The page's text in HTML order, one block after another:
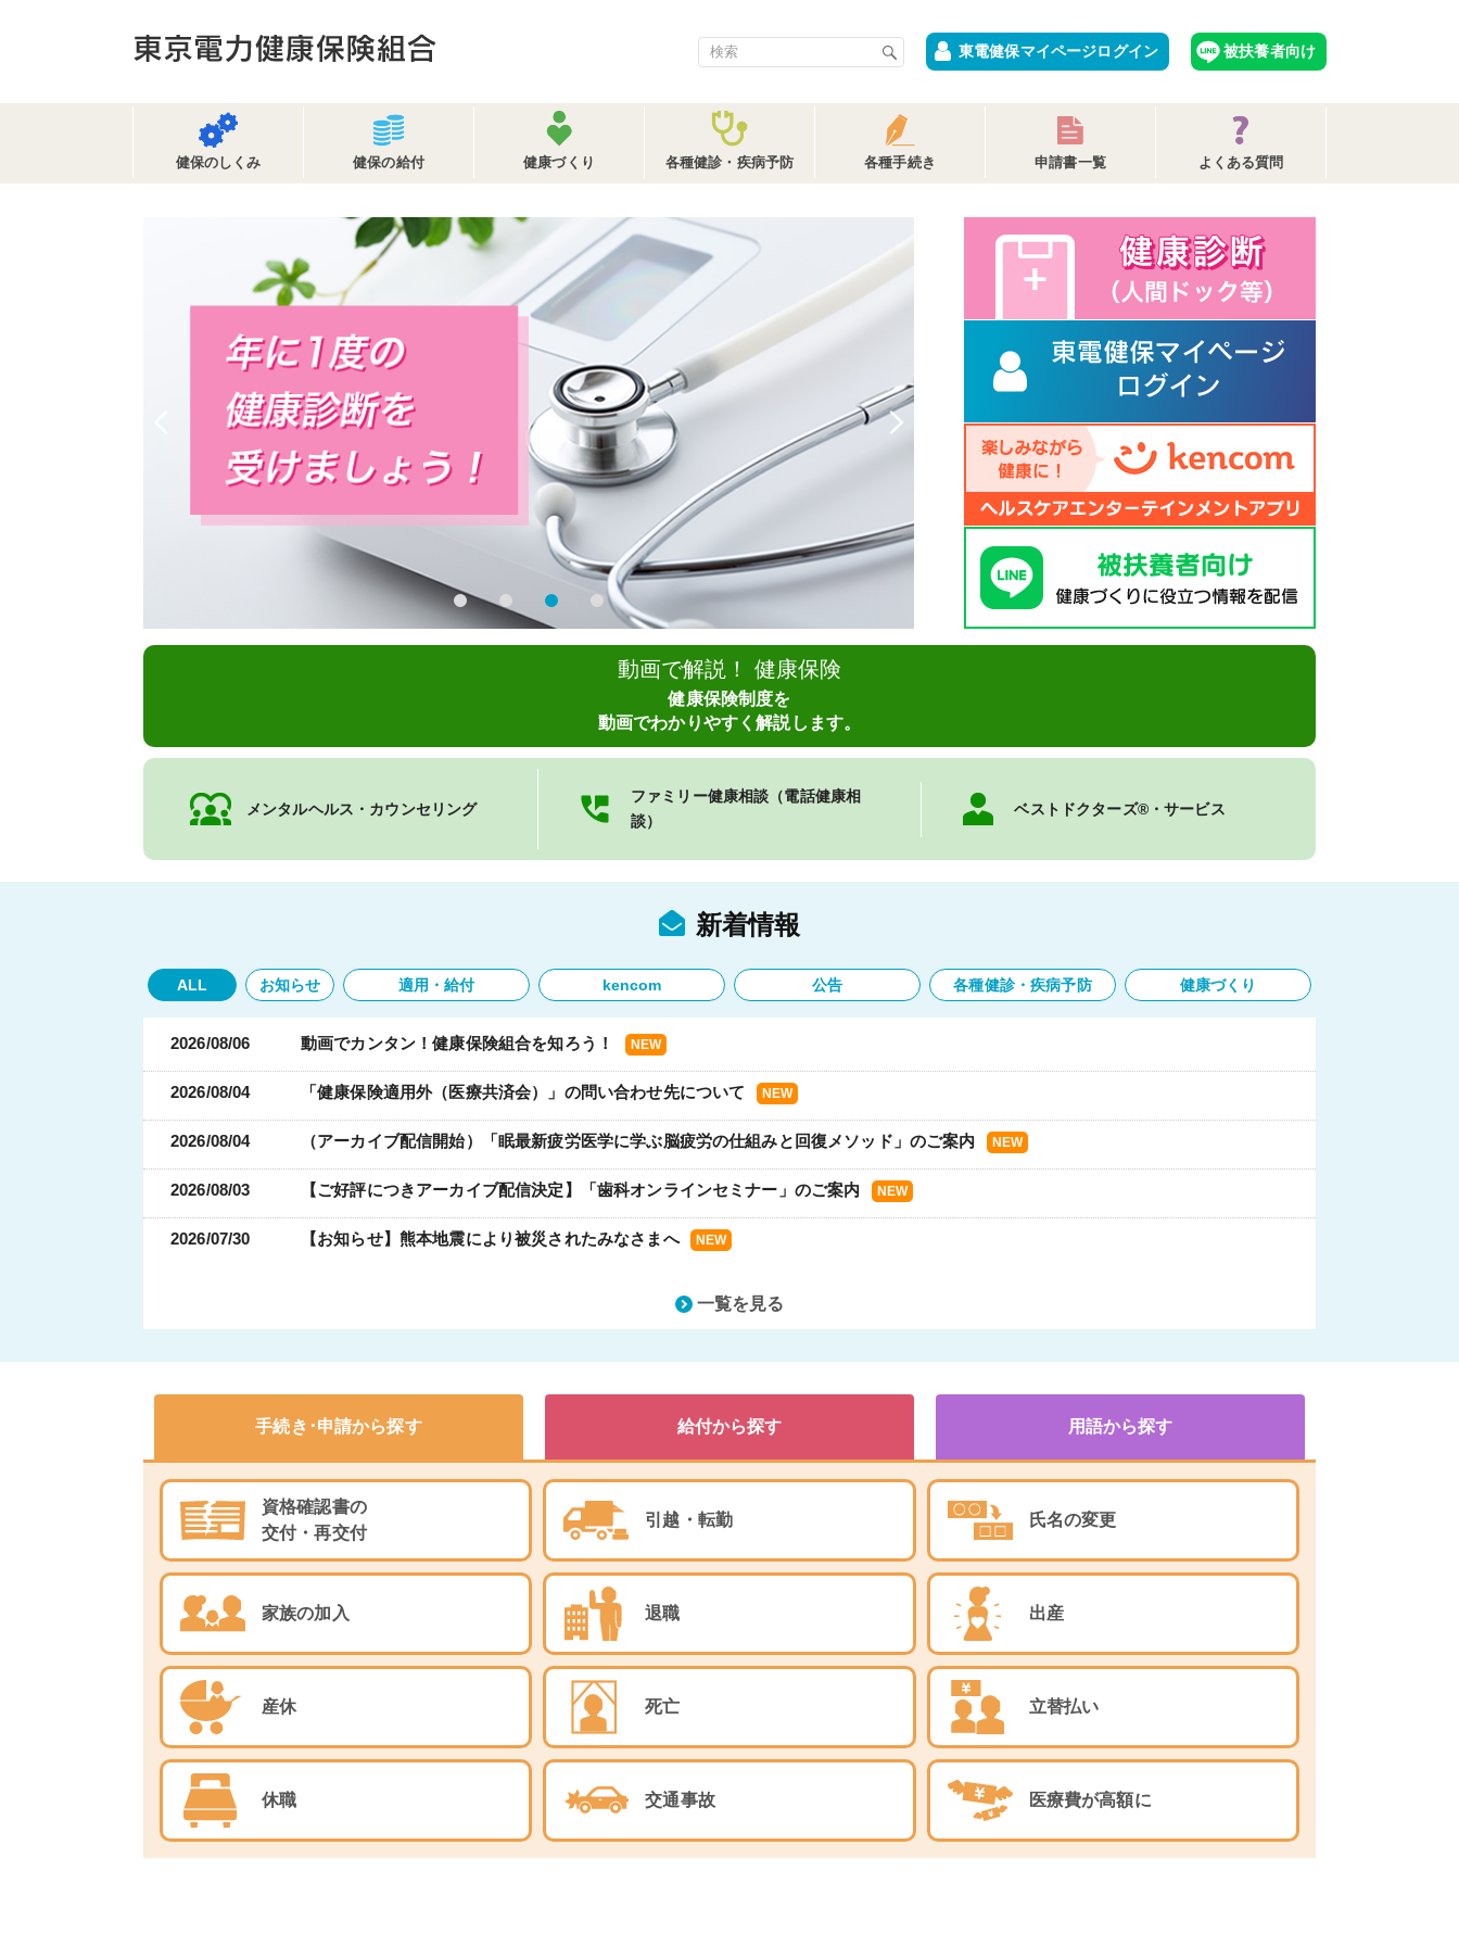
東電健保マイページログイン 被扶養者向け
健保のしくみ 健保の給付 健康づくり 各種健診・疾病予防 各種手続き 申請書一覧 よくある質問
動画で解説！ 健康保険
健康保険制度を
動画でわかりやすく解説します。
メンタルヘルス・カウンセリング
ファミリー健康相談（電話健康相
談）
ベストドクターズ®・サービス
新着情報
ALL お知らせ 適用・給付 kencom 公告 各種健診・疾病予防 健康づくり
2026/08/06 動画でカンタン！健康保険組合を知ろう！
2026/08/04 「健康保険適用外（医療共済会）」の問い合わせ先について
2026/08/04 （アーカイブ配信開始）「眠最新疲労医学に学ぶ脳疲労の仕組みと回復メソッド」のご案内
2026/08/03 【ご好評につきアーカイブ配信決定】「歯科オンラインセミナー」のご案内
2026/07/30 【お知らせ】熊本地震により被災されたみなさまへ
マイナ保険証利用登録確認方法について
2026/07/10 【公告】理事選挙の無投票選挙および当選の公告について
2026/07/06 【公告】第39期組合会議員理事立候補者の公告について
2026/07/01 【公告】議員の就職・退職の公告について
2026/07/01 【公告】理事選挙執行の公告について
2026/07/01 健康保険組合が実施する保健指導について
2026/07/01
2026/06/29
2026/06/25
一覧を見る
手続き･申請から探す 給付から探す 用語から探す
資格確認書の
交付・再交付
引越・転勤 氏名の変更
家族の加入 退職 出産
産休 死亡 立替払い
休職 交通事故 医療費が高額に